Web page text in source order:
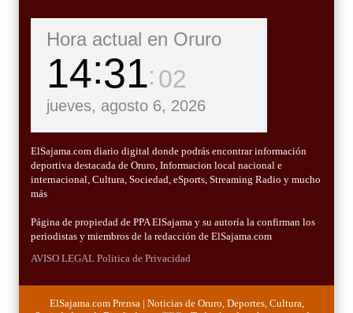
Hora actual en Oruro
14 31 03
jueves, agosto 6, 2026
ElSajama.com diario digital donde podrás encontrar información
deportiva destacada de Oruro, Informacion local nacional e
internacional, Cultura, Sociedad, eSports, Streaming Radio y mucho
más
Página de propiedad de PPA ElSajama y su autoría la confirman los
periodistas y miembros de la redacción de ElSajama.com
AVISO LEGAL Politica de Privacidad
ElSajama.com Prensa | Noticias de Oruro, Deportes, Cultura,